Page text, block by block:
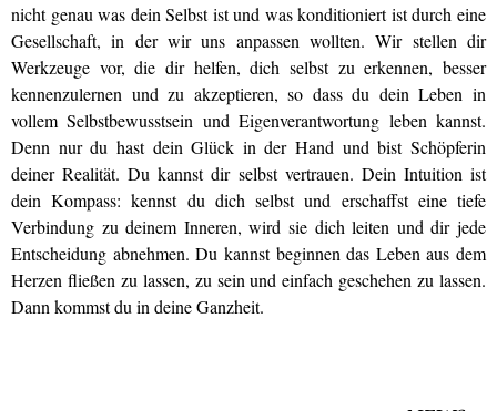
nicht genau was dein Selbst ist und was konditioniert ist durch eine
Gesellschaft, in der wir uns anpassen wollten. Wir stellen dir
Werkzeuge vor, die dir helfen, dich selbst zu erkennen, besser
kennenzulernen und zu akzeptieren, so dass du dein Leben in
vollem Selbstbewusstsein und Eigenverantwortung leben kannst.
Denn nur du hast dein Glück in der Hand und bist Schöpferin
deiner Realität. Du kannst dir selbst vertrauen. Dein Intuition ist
dein Kompass: kennst du dich selbst und erschaffst eine tiefe
Verbindung zu deinem Inneren, wird sie dich leiten und dir jede
Entscheidung abnehmen. Du kannst beginnen das Leben aus dem
Herzen fließen zu lassen, zu sein und einfach geschehen zu lassen.
Dann kommst du in deine Ganzheit.